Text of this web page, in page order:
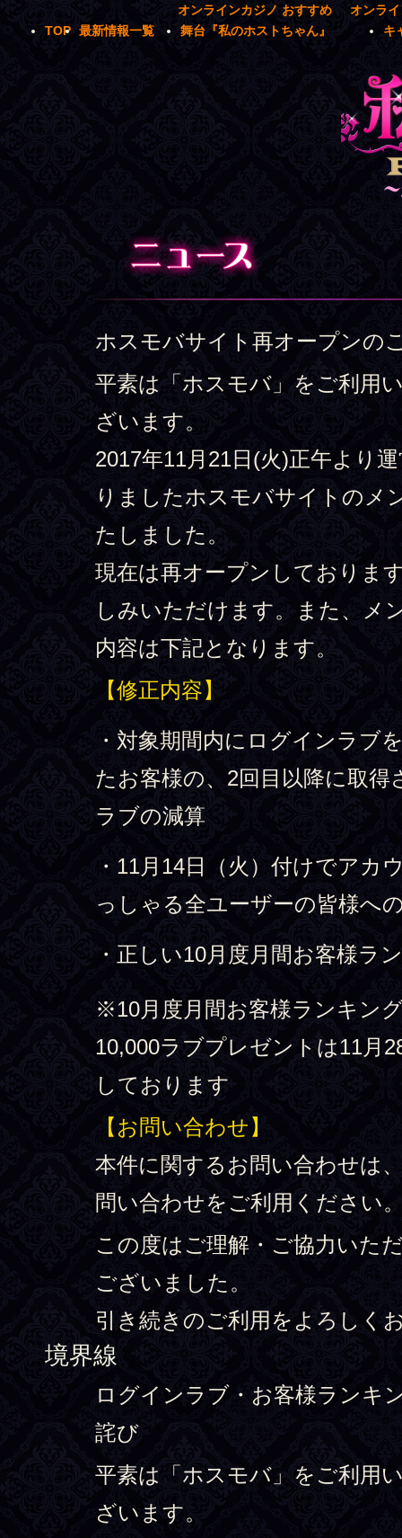
オンラインカジノ おすすめ
オンラ
TOP 最新情報一覧 舞台『私のホストちゃん』 キ
ホスモバサイト再オープンの
平素は「ホスモバ」をご利用
ざいます。
2017年11月21日(火)正午より
りましたホスモバサイトのメ
たしました。
現在は再オープンしておりま
しみいただけます。また、メ
内容は下記となります。
【修正内容】
・対象期間内にログインラブ
たお客様の、2回目以降に取
ラブの減算
・11月14日（火）付けでアカ
っしゃる全ユーザーの皆様へ
・正しい10月度月間お客様ラ
※10月度月間お客様ランキン
10,000ラブプレゼントは11月
しております
【お問い合わせ】
本件に関するお問い合わせは
問い合わせをご利用ください
この度はご理解・ご協力いた
ございました。
引き続きのご利用をよろしく
境界線
ログインラブ・お客様ランキ
詫び
平素は「ホスモバ」をご利用
ざいます。